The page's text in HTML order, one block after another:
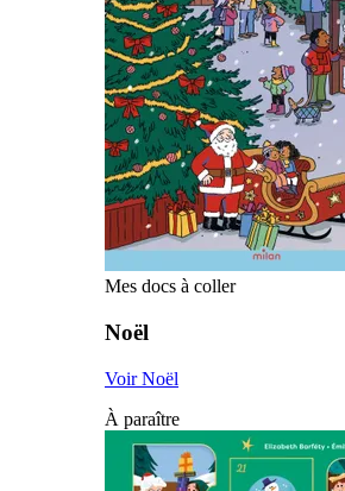
Mes docs à coller
Noël
Voir Noël
À paraître